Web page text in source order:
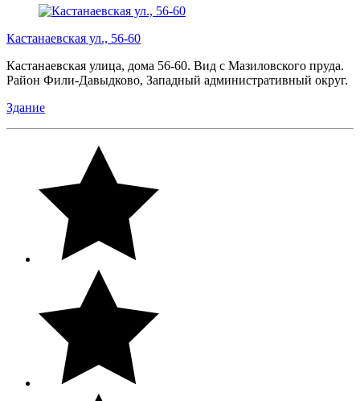
Кастанаевская ул., 56-60
Кастанаевская улица, дома 56-60. Вид с Мазиловского пруда.
Район Фили-Давыдково, Западный административный округ.
Здание